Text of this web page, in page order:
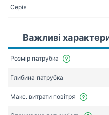
Серія
Важливі
Розмір патрубка
Глибина патрубка
Макс. витрати повітря